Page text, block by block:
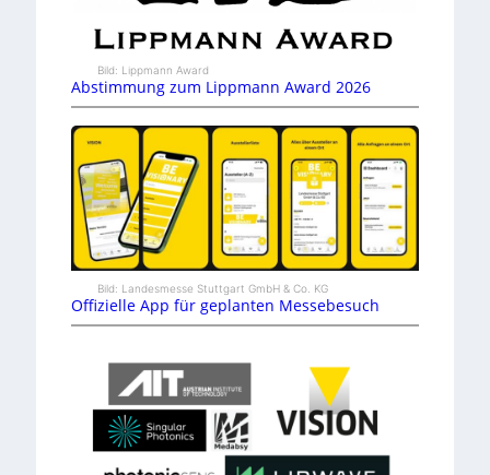
Bild: Lippmann Award
Abstimmung zum Lippmann Award 2026
Bild: Landesmesse Stuttgart GmbH & Co. KG
Offizielle App für geplanten Messebesuch